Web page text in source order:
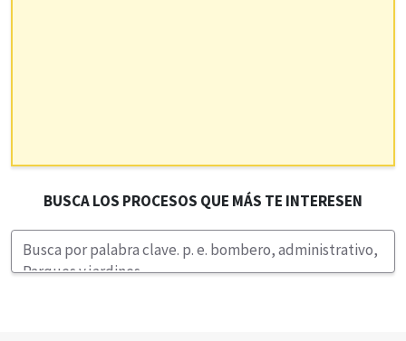
BUSCA LOS PROCESOS QUE MÁS TE INTERESEN